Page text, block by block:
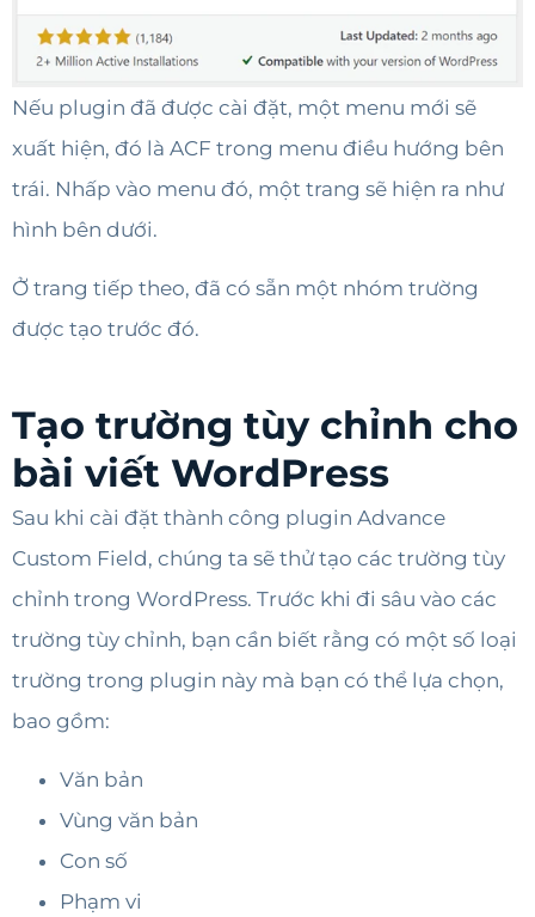
Nếu plugin đã được cài đặt, một menu mới sẽ
xuất hiện, đó là ACF trong menu điều hướng bên
trái. Nhấp vào menu đó, một trang sẽ hiện ra như
hình bên dưới.
Ở trang tiếp theo, đã có sẵn một nhóm trường
được tạo trước đó.
Tạo trường tùy chỉnh cho
bài viết WordPress
Sau khi cài đặt thành công plugin Advance
Custom Field, chúng ta sẽ thử tạo các trường tùy
chỉnh trong WordPress. Trước khi đi sâu vào các
trường tùy chỉnh, bạn cần biết rằng có một số loại
trường trong plugin này mà bạn có thể lựa chọn,
bao gồm:
Văn bản
Vùng văn bản
Con số
Phạm vi